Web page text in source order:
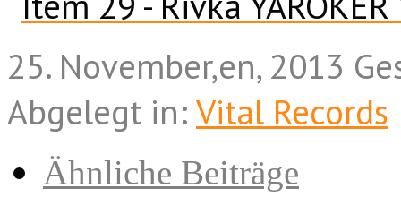
25. November,en, 2013
Abgelegt in:Vital Records
Ähnliche Beiträge